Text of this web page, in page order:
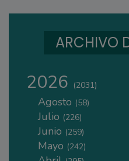
ARCHIVO
2026 (2031)
Agosto (58)
Julio (226)
Junio (259)
Mayo (242)